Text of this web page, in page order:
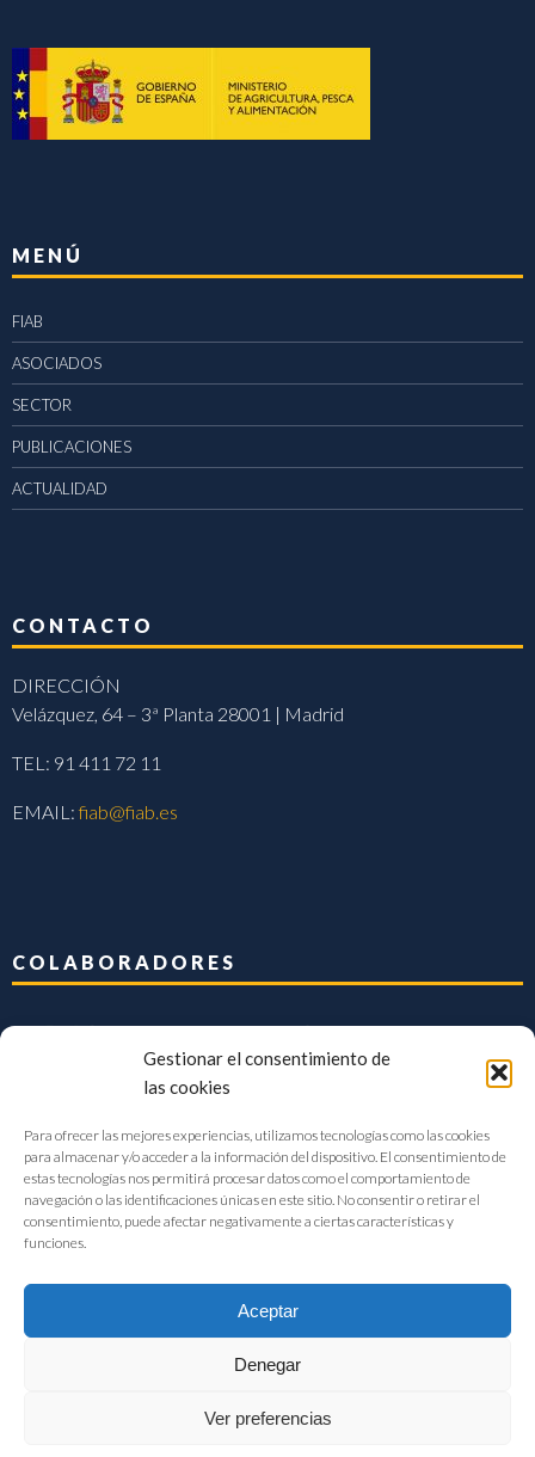
Gestionar el consentimiento de
las cookies
Para ofrecer las mejores experiencias, utilizamos tecnologías como las cookies
para almacenar y/o acceder a la información del dispositivo. El consentimiento de
estas tecnologías nos permitirá procesar datos como el comportamiento de
navegación o las identificaciones únicas en este sitio. No consentir o retirar el
consentimiento, puede afectar negativamente a ciertas características y
funciones.
Aceptar
Denegar
Ver preferencias
MENÚ
FIAB
ASOCIADOS
SECTOR
PUBLICACIONES
ACTUALIDAD
CONTACTO
DIRECCIÓN
Velázquez, 64 – 3ª Planta 28001 | Madrid
TEL: 91 411 72 11
EMAIL:fiab@fiab.es
COLABORADORES
FIAB Federación Española de Industrias de la Alimentación y Bebidas